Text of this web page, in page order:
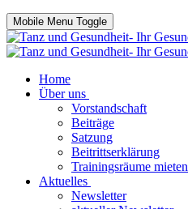
Mobile Menu Toggle
Home
Über uns
Vorstandschaft
Beiträge
Satzung
Beitrittserklärung
Trainingsräume mieten
Aktuelles
Newsletter